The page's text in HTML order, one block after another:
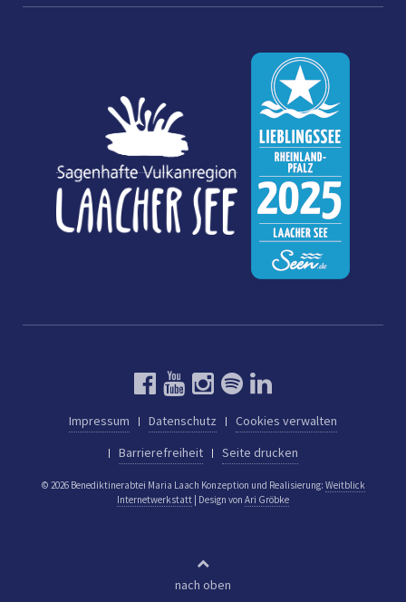
Impressum Datenschutz
Cookies verwalten
Barrierefreiheit
Seite drucken
© 2026 Benediktinerabtei Maria Laach Konzeption und Realisierung: Weitblick
Internetwerkstatt | Design von Ari Gröbke
nach oben